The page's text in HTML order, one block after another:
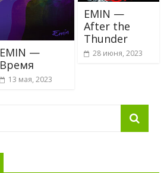
EMIN —
Время
13 мая, 2023
EMIN —
After the
Thunder
28 июня, 2023